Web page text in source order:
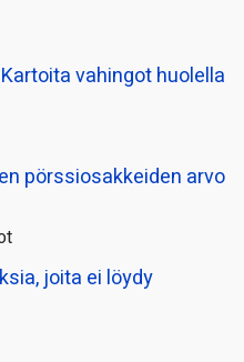
vahingot huolella
pörssi­osakkeiden arvo
joita ei löydy